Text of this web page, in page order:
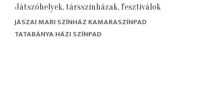
Játszóhelyek, társszínházak, fesztiválok
JÁSZAI MARI SZÍNHÁZ KAMARASZÍNPAD
TATABÁNYA HÁZI SZÍNPAD